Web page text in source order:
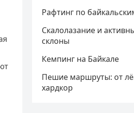
Рафтинг по
Скалолазание и
склоны
Кемпинг на Байкале
Пешие маршруты: от
хардкор